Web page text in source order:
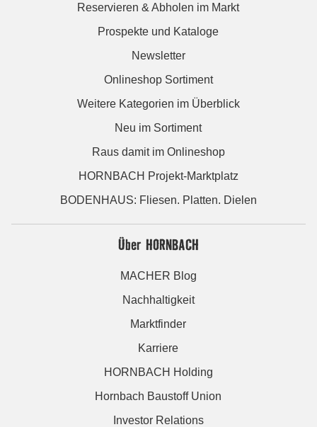
Reservieren & Abholen im Markt
Prospekte und Kataloge
Newsletter
Onlineshop Sortiment
Weitere Kategorien im Überblick
Neu im Sortiment
Raus damit im Onlineshop
HORNBACH Projekt-Marktplatz
BODENHAUS: Fliesen. Platten. Dielen
Über HORNBACH
MACHER Blog
Nachhaltigkeit
Marktfinder
Karriere
HORNBACH Holding
Hornbach Baustoff Union
Investor Relations